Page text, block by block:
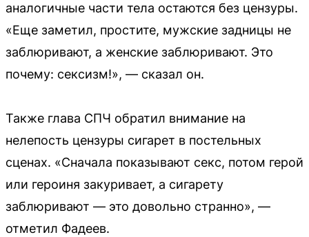
аналогичные части тела остаются без цензуры.
«Еще заметил, простите, мужские задницы не
заблюривают, а женские заблюривают. Это
почему: сексизм!», — сказал он.
Также глава СПЧ обратил внимание на
нелепость цензуры сигарет в постельных
сценах. «Сначала показывают секс, потом герой
или героиня закуривает, а сигарету
заблюривают — это довольно странно», —
отметил Фадеев.